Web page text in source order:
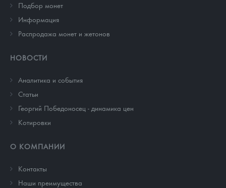
Подбор монет
Информация
Распродажа монет и жетонов
НОВОСТИ
Аналитика и события
Cтатьи
Георгий Победоносец - динамика цен
Котировки
О КОМПАНИИ
Контакты
Наши преимущества